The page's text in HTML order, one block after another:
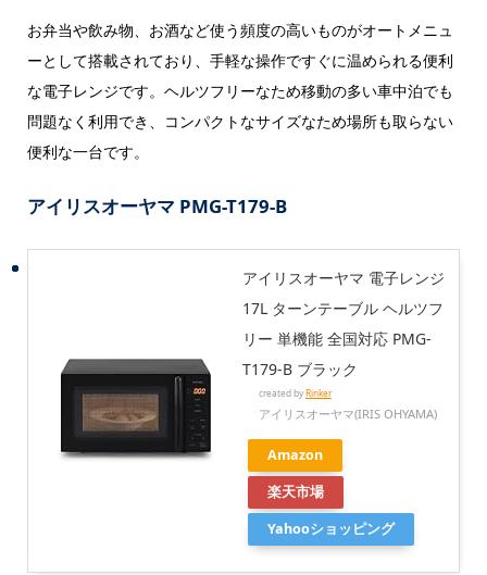
お弁当や飲み物、お酒など使う頻度の高いものがオートメニュ
ーとして搭載されており、手軽な操作ですぐに温められる便利
な電子レンジです。ヘルツフリーなため移動の多い車中泊でも
問題なく利用でき、コンパクトなサイズなため場所も取らない
便利な一台です。
アイリスオーヤマ PMG-T179-B
アイリスオーヤマ 電子レンジ
17L ターンテーブル ヘルツフ
リー 単機能 全国対応 PMG-
T179-B ブラック
created byRinker
アイリスオーヤマ(IRIS OHYAMA)
Amazon
楽天市場
Yahooショッピング